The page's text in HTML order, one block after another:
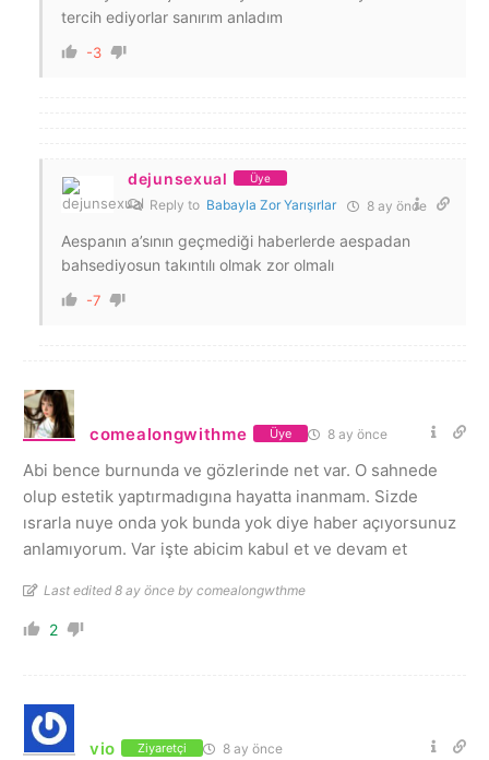
tercih ediyorlar sanırım anladım
-3
dejunsexual Üye
Reply to Babayla Zor Yarışırlar 8 ay önce
Aespanın a’sının geçmediği haberlerde aespadan
bahsediyosun takıntılı olmak zor olmalı
-7
comealongwithme Üye 8 ay önce
Abi bence burnunda ve gözlerinde net var. O sahnede
olup estetik yaptırmadıgına hayatta inanmam. Sizde
ısrarla nuye onda yok bunda yok diye haber açıyorsunuz
anlamıyorum. Var işte abicim kabul et ve devam et
Last edited 8 ay önce by comealongwthme
2
vio Ziyaretçi 8 ay önce